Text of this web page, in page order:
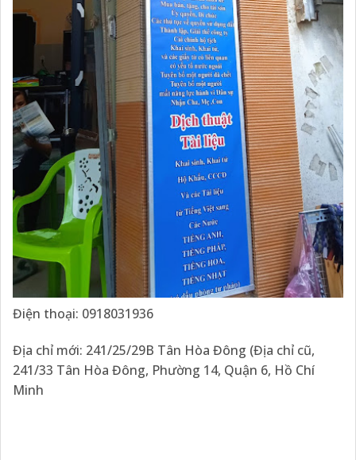
Điện thoại: 0918031936
Địa chỉ mới: 241/25/29B Tân Hòa Đông (Địa chỉ cũ,
241/33 Tân Hòa Đông, Phường 14, Quận 6, Hồ Chí
Minh